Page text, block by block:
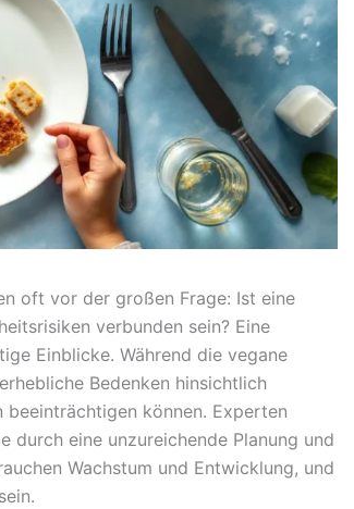
oft vor der großen Frage: Ist eine
verbunden sein? Eine
Einblicke. Während die vegane
Bedenken hinsichtlich
können. Experten
durch eine unzureichende Planung und
Wachstum und Entwicklung, und